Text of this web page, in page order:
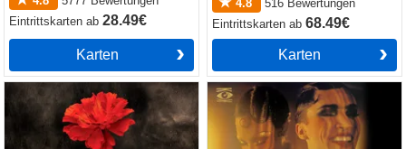
Eintrittskartenab28.49€
Karten
4.8
516 Bewertungen
Eintrittskartenab68.49€
Karten
Hadestown Cabaret